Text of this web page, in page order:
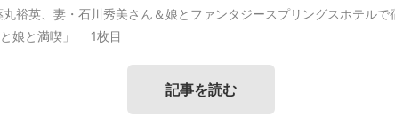
丸裕英、妻・石川秀美さん＆娘とファンタジースプリングスホテル
と娘と満喫」 1枚目
記事を読む